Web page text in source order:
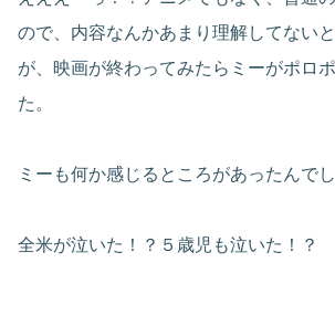
ので、内容なんかあまり理解してない
が、映画が終わってみたらミーがポロ
た。
ミーも何か感じるところがあったんでし
全米が泣いた！？５歳児も泣いた！？